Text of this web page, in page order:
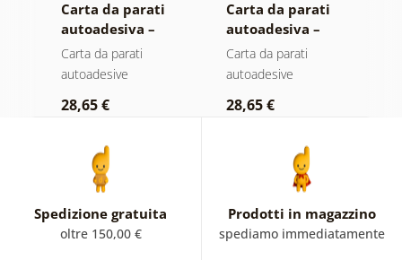
Carta da parati
autoadesiva –
Foglie con
sfumatura
Carta da parati
autoadesive
28,65 €
Carta da parati
autoadesiva –
Foresta nella
nebbia
Carta da parati
autoadesive
28,65 €
Spedizione gratuita
oltre 150,00 €
Prodotti in magazzino
spediamo immediatamente